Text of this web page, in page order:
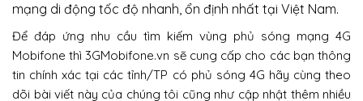
mạng di động tốc độ nhanh, ổn định nhất tại Việt Nam.
Để đáp ứng nhu cầu tìm kiếm vùng phủ sóng mạng 4G
Mobifone thì 3GMobifone.vn sẽ cung cấp cho các bạn thông
tin chính xác tại các tỉnh/TP có phủ sóng 4G hãy cùng theo
dõi bài viết này của chúng tôi cũng như cập nhật thêm nhiều